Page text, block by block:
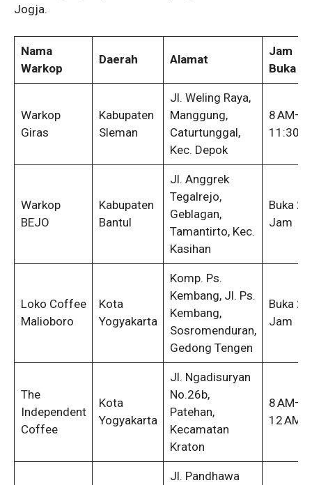
Jogja.
Nama
Warkop
Daerah Alamat
Jam
Buka
Warkop
Giras
Kabupaten
Sleman
Jl. Weling Raya,
Manggung,
Caturtunggal,
Kec. Depok
8 AM–
11:30
Warkop
BEJO
Kabupaten
Bantul
Jl. Anggrek
Tegalrejo,
Geblagan,
Tamantirto, Kec.
Kasihan
Buka 24
Jam
Loko Coffee
Malioboro
Kota
Yogyakarta
Komp. Ps.
Kembang, Jl. Ps.
Kembang,
Sosromenduran,
Gedong Tengen
Buka 24
Jam
The
Independent
Coffee
Kota
Yogyakarta
Jl. Ngadisuryan
No.26b,
Patehan,
Kecamatan
Kraton
8 AM–
12 AM
Jl. Pandhawa